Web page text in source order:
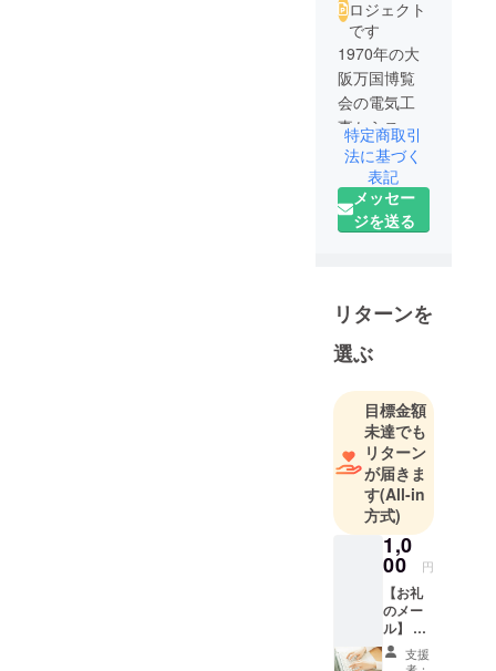
ロジェクト
です
1970年の大
阪万国博覧
会の電気工
事からス
タートしま
した。
戦後の高度
成長と、昭
景気で多く
の電気工事
を経験しま
した。仕事
を始めてか
ら3年間は1
日も休まず
に現場作業
をしたの
で、他の人
の倍以上の
早さで現場
の班長に
なって現場
を任される
特定商取引
法に基づく
表記
メッセー
ジを送る
リターンを
選ぶ
目標金額
未達でも
リターン
が届きま
す(All-in
方式)
1,0
00 円
【お礼
のメー
ル】 源
電設有
限会社
支援